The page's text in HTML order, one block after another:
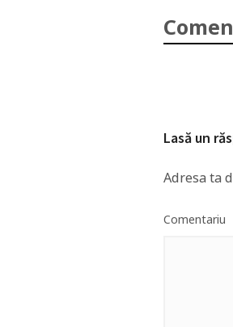
Lasă un
Adresa ta
Comentariu